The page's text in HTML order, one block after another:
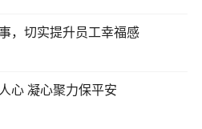
，切实提升员工幸福感
心 凝心聚力保平安